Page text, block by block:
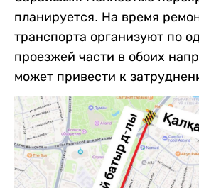
планируется. На время
транспорта организуют по
проезжей части в обоих
может привести к